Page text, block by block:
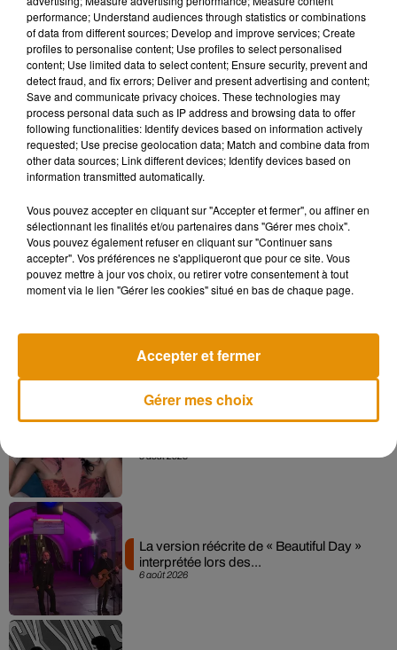
sucre, de sodium et de potassium.
"Cette étude nous confirme beaucoup de choses que nous
savions déjà: les électrolytes –tels que le sodium et le
potassium– contribuent à une meilleure hydratation, tandis
que les calories contenues dans les boissons entraînent une
vidange gastrique plus lente, donc une miction plus
lente",explique Melissa Majumdar, diététicienne, coach
personnelle et porte-parole de l'Academy of Nutrition and
celle-ci précise que les jus de fruits et les sodas restent
toutefois moins hydratants que l'eau et le lait car ils
apportent des sucres et des calories supplémentaires. Entre
le soda et l'eau, le choix est donc finalement vite vu !
6 août 2026
6 août 2026
La version réécrite de « Beautiful Day »
interprétée lors des...
performance; Understand audiences through statistics or combinations
of data from different sources; Develop and improve services; Create
profiles to personalise content; Use profiles to select personalised
content; Use limited data to select content; Ensure security, prevent and
detect fraud, and fix errors; Deliver and present advertising and content;
Save and communicate privacy choices. These technologies may
process personal data such as IP address and browsing data to offer
following functionalities: Identify devices based on information actively
requested; Use precise geolocation data; Match and combine data from
other data sources; Link different devices; Identify devices based on
information transmitted automatically.
Vous pouvez accepter en cliquant sur "Accepter et fermer", ou affiner en
sélectionnant les finalités et/ou partenaires dans "Gérer mes choix".
Vous pouvez également refuser en cliquant sur "Continuer sans
accepter". Vos préférences ne s'appliqueront que pour ce site. Vous
pouvez mettre à jour vos choix, ou retirer votre consentement à tout
moment via le lien "Gérer les cookies" situé en bas de chaque page.
Gérer mes choix
Accepter et fermer